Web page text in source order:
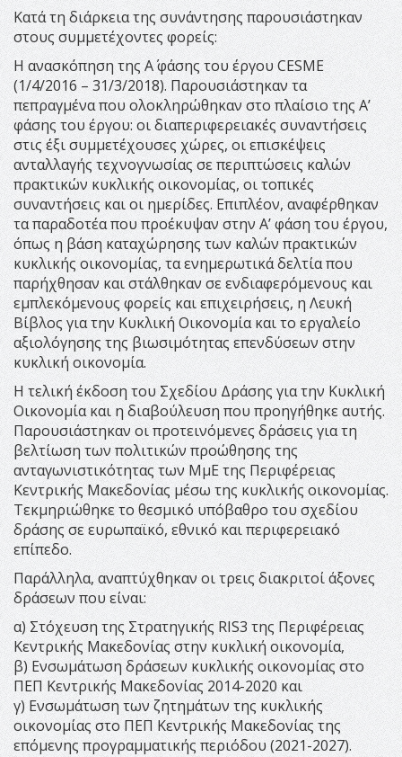
Κατά τη διάρκεια της συνάντησης παρουσιάστηκαν
στους συμμετέχοντες φορείς:
Η ανασκόπηση της Α΄ φάσης του έργου CESME
(1/4/2016 – 31/3/2018). Παρουσιάστηκαν τα
πεπραγμένα που ολοκληρώθηκαν στο πλαίσιο της Α’
φάσης του έργου: οι διαπεριφερειακές συναντήσεις
στις έξι συμμετέχουσες χώρες, οι επισκέψεις
ανταλλαγής τεχνογνωσίας σε περιπτώσεις καλών
πρακτικών κυκλικής οικονομίας, οι τοπικές
συναντήσεις και οι ημερίδες. Επιπλέον, αναφέρθηκαν
τα παραδοτέα που προέκυψαν στην Α’ φάση του έργου,
όπως η βάση καταχώρησης των καλών πρακτικών
κυκλικής οικονομίας, τα ενημερωτικά δελτία που
παρήχθησαν και στάλθηκαν σε ενδιαφερόμενους και
εμπλεκόμενους φορείς και επιχειρήσεις, η Λευκή
Βίβλος για την Κυκλική Οικονομία και το εργαλείο
αξιολόγησης της βιωσιμότητας επενδύσεων στην
κυκλική οικονομία.
Η τελική έκδοση του Σχεδίου Δράσης για την Κυκλική
Οικονομία και η διαβούλευση που προηγήθηκε αυτής.
Παρουσιάστηκαν οι προτεινόμενες δράσεις για τη
βελτίωση των πολιτικών προώθησης της
ανταγωνιστικότητας των ΜμΕ της Περιφέρειας
Κεντρικής Μακεδονίας μέσω της κυκλικής οικονομίας.
Τεκμηριώθηκε το θεσμικό υπόβαθρο του σχεδίου
δράσης σε ευρωπαϊκό, εθνικό και περιφερειακό
επίπεδο.
Παράλληλα, αναπτύχθηκαν οι τρεις διακριτοί άξονες
δράσεων που είναι:
α) Στόχευση της Στρατηγικής RIS3 της Περιφέρειας
Κεντρικής Μακεδονίας στην κυκλική οικονομία,
β) Ενσωμάτωση δράσεων κυκλικής οικονομίας στο
ΠΕΠ Κεντρικής Μακεδονίας 2014-2020 και
γ) Ενσωμάτωση των ζητημάτων της κυκλικής
οικονομίας στο ΠΕΠ Κεντρικής Μακεδονίας της
επόμενης προγραμματικής περιόδου (2021-2027).